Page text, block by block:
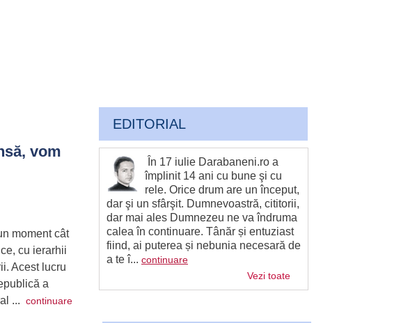
vom
moment cât
cu ierarhii
Acest lucru
a
... continuare
EDITORIAL
În 17 iulie Darabaneni.ro a
împlinit 14 ani cu bune şi cu
rele. Orice drum are un început,
dar şi un sfârşit. Dumnevoastră, cititorii,
dar mai ales Dumnezeu ne va îndruma
calea în continuare. Tânăr și entuziast
fiind, ai puterea și nebunia necesară de
a te î... continuare
Vezi toate